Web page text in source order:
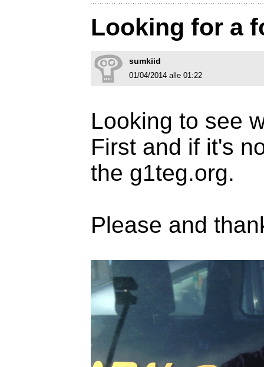
Looking for a
sumkiid
01/04/2014 alle 01:22
Looking to see
First and if it's
the g1teg.org.
Please and